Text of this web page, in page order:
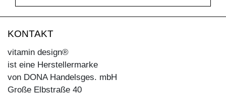
KONTAKT
vitamin design®
ist eine Herstellermarke
von DONA Handelsges. mbH
Große Elbstraße 40